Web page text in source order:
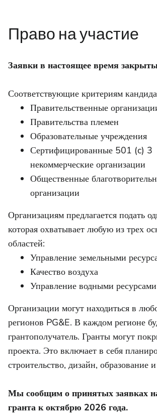
Право на участие
Заявки в настоящее время
Соответствующие критериям
Правительственные
Правительства племен
Образовательные учреждения
Сертифицированные 501 (c) 3
некоммерческие организации
Общественные
организации
Организациям предлагается подать
которая охватывает любую из трех
областей:
Управление земельными
Качество воздуха
Управление водными ресурсами
Организации могут находиться в
регионов PG&E. В каждом регионе
грантополучатель. Гранты могут
проекта. Это включает в себя
строительство, дизайн, образование
Мы сообщим о принятых заявках
гранта к октябрю 2026 года.